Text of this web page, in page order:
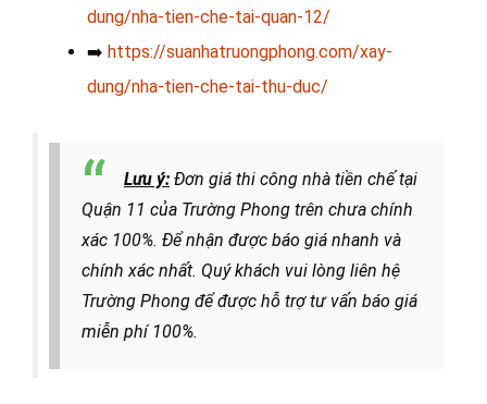
dung/nha-tien-che-tai-quan-12/
➡️ https://suanhatruongphong.com/xay-
dung/nha-tien-che-tai-thu-duc/
Lưu ý: Đơn giá thi công nhà tiền chế tại
Quận 11 của Trường Phong trên chưa chính
xác 100%. Để nhận được báo giá nhanh và
chính xác nhất. Quý khách vui lòng liên hệ
Trường Phong để được hỗ trợ tư vấn báo giá
miễn phí 100%.